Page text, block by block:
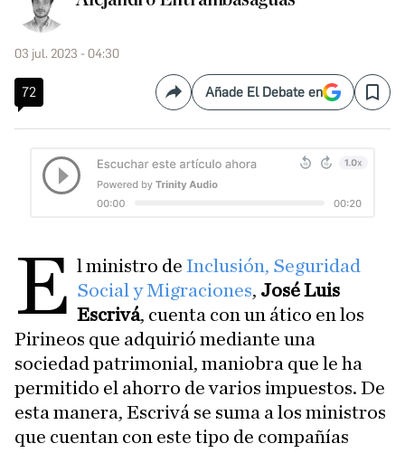
03 jul. 2023 - 04:30
72 CompartirAñade El Debate en Save
E l ministro deInclusión, Seguridad
Social y Migraciones, José Luis
Escrivá, cuenta con un ático en los
Pirineos que adquirió mediante una
sociedad patrimonial, maniobra que le ha
permitido el ahorro de varios impuestos. De
esta manera, Escrivá se suma a los ministros
que cuentan con este tipo de compañías